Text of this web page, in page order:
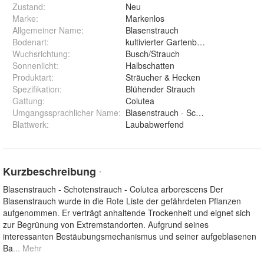
Zustand:
Neu
Marke:
Markenlos
Allgemeiner Name:
Blasenstrauch
Bodenart:
kultivierter Gartenboden
Wuchsrichtung:
Busch/Strauch
Sonnenlicht:
Halbschatten
Produktart:
Sträucher & Hecken
Spezifikation:
Blühender Strauch
Gattung:
Colutea
Umgangssprachlicher Name: Blasenstrauch - Schotenstrauch
Blattwerk: Laubabwerfend
Kurzbeschreibung *
Blasenstrauch - Schotenstrauch - Colutea arborescens Der
Blasenstrauch wurde in die Rote Liste der gefährdeten Pflanzen
aufgenommen. Er verträgt anhaltende Trockenheit und eignet sich
zur Begrünung von Extremstandorten. Aufgrund seines
interessanten Bestäubungsmechanismus und seiner aufgeblasenen
Ba... Mehr